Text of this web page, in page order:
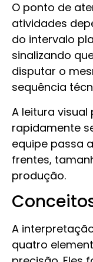
O ponto de
atividades
do intervalo
sinalizando
disputar o
sequência
A leitura
rapidamente
equipe passa
frentes,
produção.
A
quatro